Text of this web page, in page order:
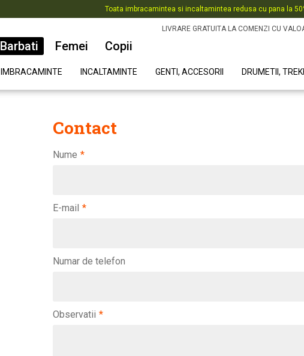
Toata imbracamintea si incaltamintea redusa cu pana la
LIVRARE GRATUITA LA COMENZI CU
Barbati Femei Copii
IMBRACAMINTE INCALTAMINTE GENTI, ACCESORII DRUMETII,
Contact
Nume *
E-mail *
Numar de telefon
Observatii *